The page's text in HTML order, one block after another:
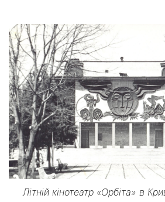
Літній кінотеатр «Орбіта» в